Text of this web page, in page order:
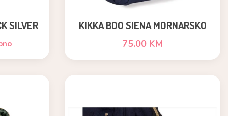
SILVER
KIKKA BOO SIENA MORNARSKO
PLAVA
75.00 KM